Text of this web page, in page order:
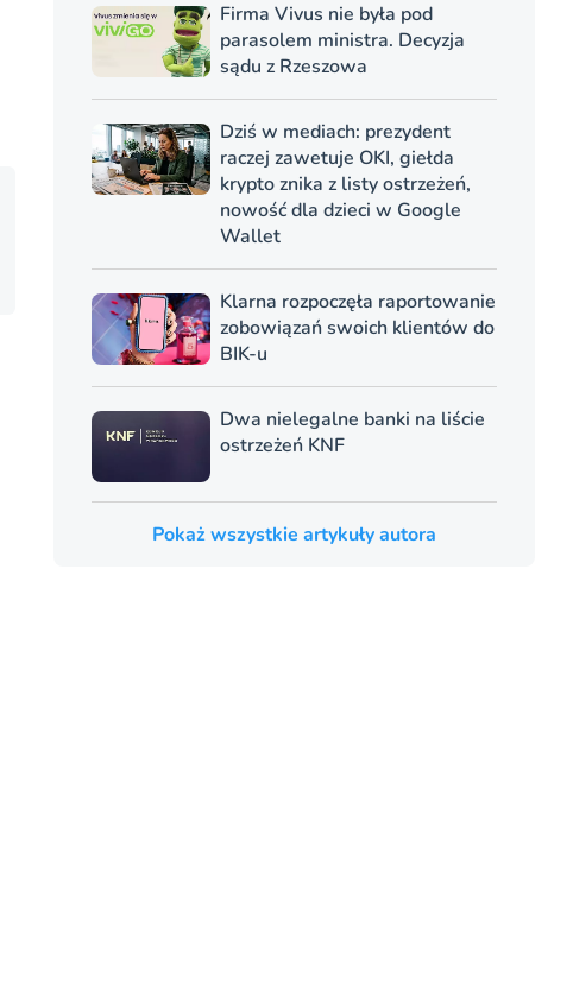
Firma Vivus nie była pod
parasolem ministra. Decyzja
sądu z Rzeszowa
Dziś w mediach: prezydent
raczej zawetuje OKI, giełda
krypto znika z listy ostrzeżeń,
nowość dla dzieci w Google
Wallet
Klarna rozpoczęła raportowanie
zobowiązań swoich klientów do
BIK-u
Dwa nielegalne banki na liście
ostrzeżeń KNF
Pokaż wszystkie artykuły autora